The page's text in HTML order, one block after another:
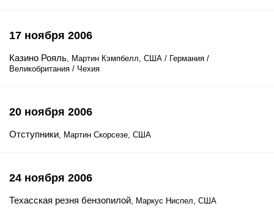
17 ноября 2006
Казино Рояль, Мартин Кэмпбелл, США / Германия /
Великобритания / Чехия
20 ноября 2006
Отступники, Мартин Скорсезе, США
24 ноября 2006
Техасская резня бензопилой, Маркус Ниспел, США